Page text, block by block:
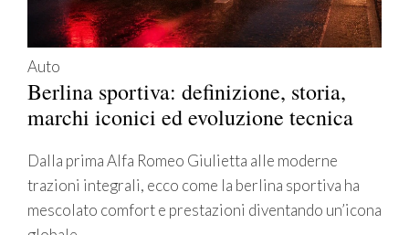
Auto
Berlina sportiva: definizione, storia,
marchi iconici ed evoluzione tecnica
Dalla prima Alfa Romeo Giulietta alle moderne
trazioni integrali, ecco come la berlina sportiva ha
mescolato comfort e prestazioni diventando un’icona